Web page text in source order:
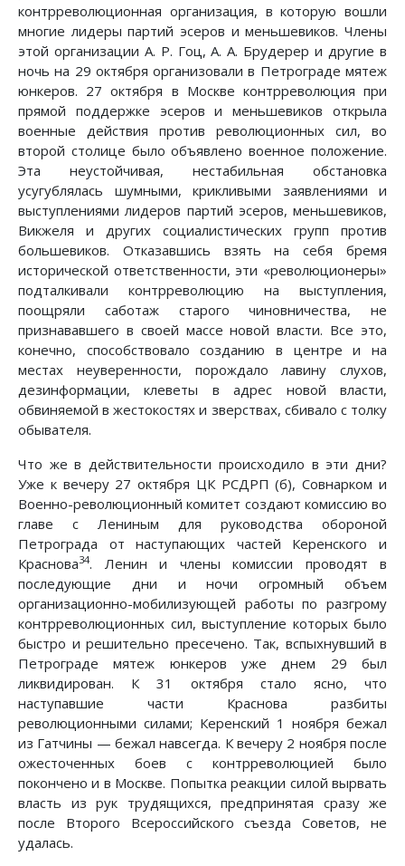
контрреволюционная организация, в которую вошли
многие лидеры партий эсеров и меньшевиков. Члены
этой организации А. Р. Гоц, А. А. Брудерер и другие в
ночь на 29 октября организовали в Петрограде мятеж
юнкеров. 27 октября в Москве контрреволюция при
прямой поддержке эсеров и меньшевиков открыла
военные действия против революционных сил, во
второй столице было объявлено военное положение.
Эта неустойчивая, нестабильная обстановка
усугублялась шумными, крикливыми заявлениями и
выступлениями лидеров партий эсеров, меньшевиков,
Викжеля и других социалистических групп против
большевиков. Отказавшись взять на себя бремя
исторической ответственности, эти «революционеры»
подталкивали контрреволюцию на выступления,
поощряли саботаж старого чиновничества, не
признававшего в своей массе новой власти. Все это,
конечно, способствовало созданию в центре и на
местах неуверенности, порождало лавину слухов,
дезинформации, клеветы в адрес новой власти,
обвиняемой в жестокостях и зверствах, сбивало с толку
обывателя.
Что же в действительности происходило в эти дни?
Уже к вечеру 27 октября ЦК РСДРП (б), Совнарком и
Военно-революционный комитет создают комиссию во
главе с Лениным для руководства обороной
Петрограда от наступающих частей Керенского и
Краснова34. Ленин и члены комиссии проводят в
последующие дни и ночи огромный объем
организационно-мобилизующей работы по разгрому
контрреволюционных сил, выступление которых было
быстро и решительно пресечено. Так, вспыхнувший в
Петрограде мятеж юнкеров уже днем 29 был
ликвидирован. К 31 октября стало ясно, что
наступавшие части Краснова разбиты
революционными силами; Керенский 1 ноября бежал
из Гатчины — бежал навсегда. К вечеру 2 ноября после
ожесточенных боев с контрреволюцией было
покончено и в Москве. Попытка реакции силой вырвать
власть из рук трудящихся, предпринятая сразу же
после Второго Всероссийского съезда Советов, не
удалась.